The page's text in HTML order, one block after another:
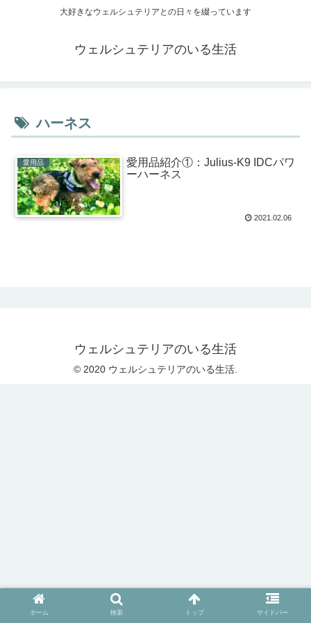
大好きなウェルシュテリアとの日々を綴っています
ウェルシュテリアのいる生活
ハーネス
愛用品
愛用品紹介①：Julius-K9 IDCパワ
ーハーネス
2021.02.06
ウェルシュテリアのいる生活
© 2020 ウェルシュテリアのいる生活.
ホーム 検索 トップ サイドバー